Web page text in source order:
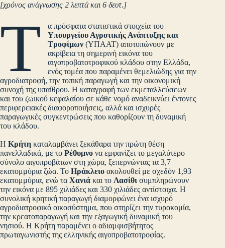
[χρόνος ανάγνωσης 2 λεπτά και 6 δευτ.]
Τ
α πρόσφατα στατιστικά στοιχεία του
Υπουργείου Αγροτικής Ανάπτυξης και
Τροφίμων (ΥΠΑΑΤ) αποτυπώνουν με
ακρίβεια τη σημερινή εικόνα του
αιγοπροβατοτροφικού κλάδου στην Ελλάδα,
ενός τομέα που παραμένει θεμελιώδης για την
αγροδιατροφή, την τοπική παραγωγή και την οικονομική
συνοχή της υπαίθρου. Η καταγραφή των εκμεταλλεύσεων
και του ζωικού κεφαλαίου σε κάθε νομό αναδεικνύει έντονες
περιφερειακές διαφοροποιήσεις, αλλά και ισχυρές
παραγωγικές συγκεντρώσεις που καθορίζουν τη δυναμική
του κλάδου.
Η Κρήτη καταλαμβάνει ξεκάθαρα την πρώτη θέση
πανελλαδικά, με το Ρέθυμνο να εμφανίζει το μεγαλύτερο
σύνολο αιγοπροβάτων στη χώρα, ξεπερνώντας τα 3,7
εκατομμύρια ζώα. Το Ηράκλειο ακολουθεί με σχεδόν 1,93
εκατομμύρια, ενώ τα Χανιά και το Λασίθι συμπληρώνουν
την εικόνα με 895 χιλιάδες και 330 χιλιάδες αντίστοιχα. Η
συνολική κρητική παραγωγή διαμορφώνει ένα ισχυρό
αγροδιατροφικό οικοσύστημα, που στηρίζει την τυροκομία,
την κρεατοπαραγωγή και την εξαγωγική δυναμική του
νησιού. Η Κρήτη παραμένει ο αδιαμφισβήτητος
πρωταγωνιστής της ελληνικής αιγοπροβατοτροφίας.